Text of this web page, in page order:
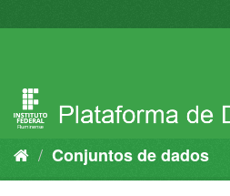
para
Conjuntos de dados